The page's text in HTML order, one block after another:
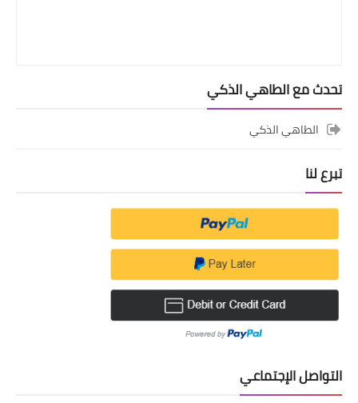
تحدث مع الطاهي الذكي
الطاهي الذكي
تبرع لنا
التواصل الإجتماعي